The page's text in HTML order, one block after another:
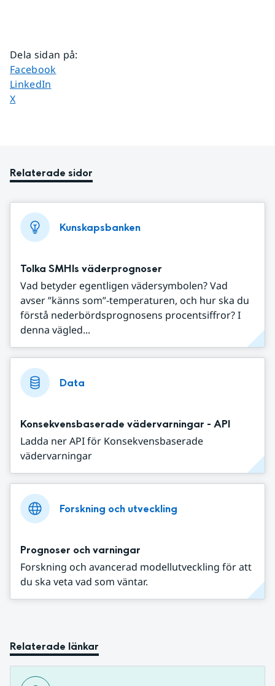
Dela sidan på:
Dela sidan på
Facebook
Dela sidan på
LinkedIn
Dela sidan på
X
Relaterade sidor
Kunskapsbanken
Tolka SMHIs väderprognoser
Vad betyder egentligen vädersymbolen? Vad
avser ”känns som”-temperaturen, och hur ska du
förstå nederbördsprognosens procentsiffror? I
denna vägled...
Data
Konsekvensbaserade vädervarningar - API
Ladda ner API för Konsekvensbaserade
vädervarningar
Forskning och utveckling
Prognoser och varningar
Forskning och avancerad modellutveckling för att
du ska veta vad som väntar.
Relaterade länkar